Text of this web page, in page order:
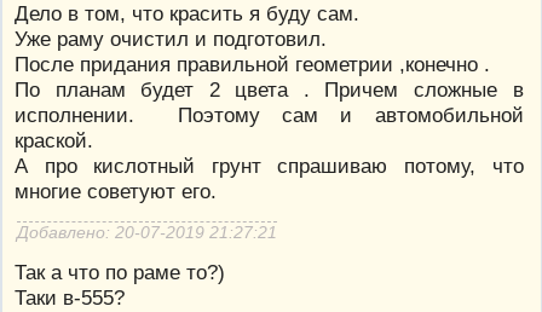
Дело в том, что красить я буду сам.
Уже раму очистил и подготовил.
После придания правильной геометрии ,конечно .
По планам будет 2 цвета . Причем сложные в
исполнении. Поэтому сам и автомобильной
краской.
А про кислотный грунт спрашиваю потому, что
многие советуют его.
Добавлено: 20-07-2019 21:27:21
Так а что по раме то?)
Таки в-555?